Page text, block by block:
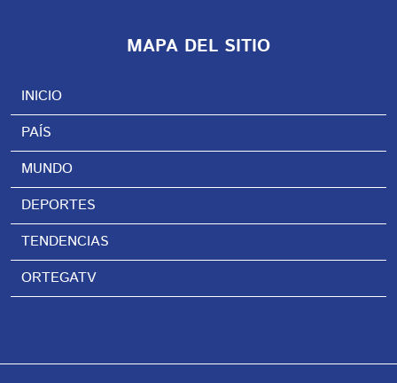
MAPA DEL SITIO
INICIO
PAÍS
MUNDO
DEPORTES
TENDENCIAS
ORTEGATV